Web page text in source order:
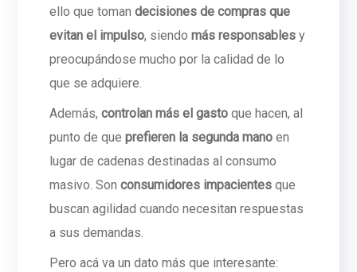
ello que tomandecisiones de compras que
evitan el impulso, siendomás responsables y
preocupándose mucho por la calidad de lo
que se adquiere.
Además,controlan más el gasto que hacen, al
punto de queprefieren la segunda mano en
lugar de cadenas destinadas al consumo
masivo. Sonconsumidores impacientes que
buscan agilidad cuando necesitan respuestas
a sus demandas.
Pero acá va un dato más que interesante: